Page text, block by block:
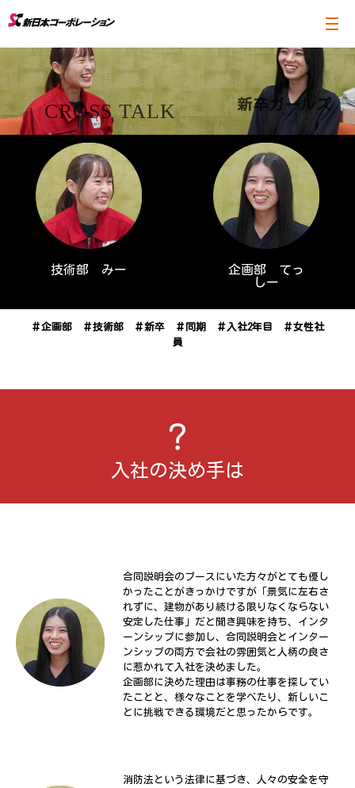
CROSS TALK 新卒ガールズ
技術部 みー
企画部 てっ
しー
＃企画部 ＃技術部 ＃新卒 ＃同期 ＃入社2年目 ＃女性社
員
入社の決め手は
合同説明会のブースにいた方々がとても優し
かったことがきっかけですが「景気に左右さ
れずに、建物があり続ける限りなくならない
安定した仕事」だと聞き興味を持ち、インタ
ーンシップに参加し、合同説明会とインター
ンシップの両方で会社の雰囲気と人柄の良さ
に惹かれて入社を決めました。
企画部に決めた理由は事務の仕事を探してい
たことと、様々なことを学べたり、新しいこ
とに挑戦できる環境だと思ったからです。
消防法という法律に基づき、人々の安全を守